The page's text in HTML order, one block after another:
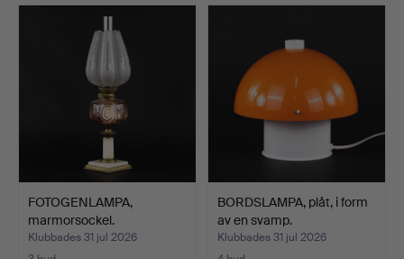
FOTOGENLAMPA,
marmorsockel.
Klubbades 31 jul 2026
BORDSLAMPA, plåt, i form
av en svamp.
Klubbades 31 jul 2026